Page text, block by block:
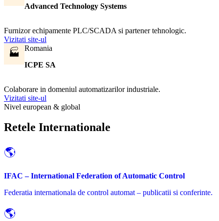
Advanced Technology Systems
Furnizor echipamente PLC/SCADA si partener tehnologic.
Vizitati site-ul
🏭
Romania
ICPE SA
Colaborare in domeniul automatizarilor industriale.
Vizitati site-ul
Nivel european & global
Retele Internationale
🌎
IFAC – International Federation of Automatic Control
Federatia internationala de control automat – publicatii si conferinte.
🌎